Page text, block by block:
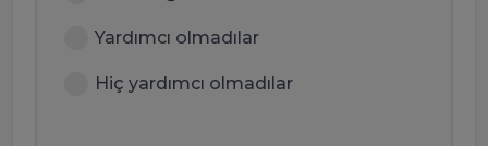
Yardımcı olmadılar
Hiç yardımcı olmadılar